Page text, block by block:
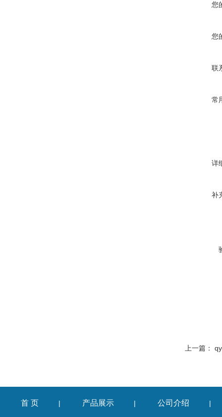
您
您
联
常
详
补
上一篇：
首 页 | 产品展示 | 公司介绍 |